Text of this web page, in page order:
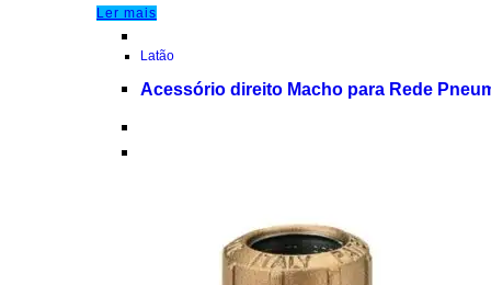
Ler mais
Latão
Acessório direito Macho para Rede